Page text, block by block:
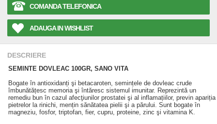
COMANDA TELEFONICA
ADAUGA IN WISHLIST
DESCRIERE
SEMINTE DOVLEAC 100GR, SANO VITA
Bogate în antioxidanți şi betacaroten, semințele de dovleac crude
îmbunătățesc memoria şi întăresc sistemul imunitar. Reprezintă un
remediu bun în cazul afecţiunilor prostatei şi al inflamațiilor, previn apariția
pietrelor la rinichi, mențin sănătatea pielii şi a părului. Sunt bogate în
magneziu, fosfor, triptofan, fier, cupru, proteine, zinc şi vitamina K.